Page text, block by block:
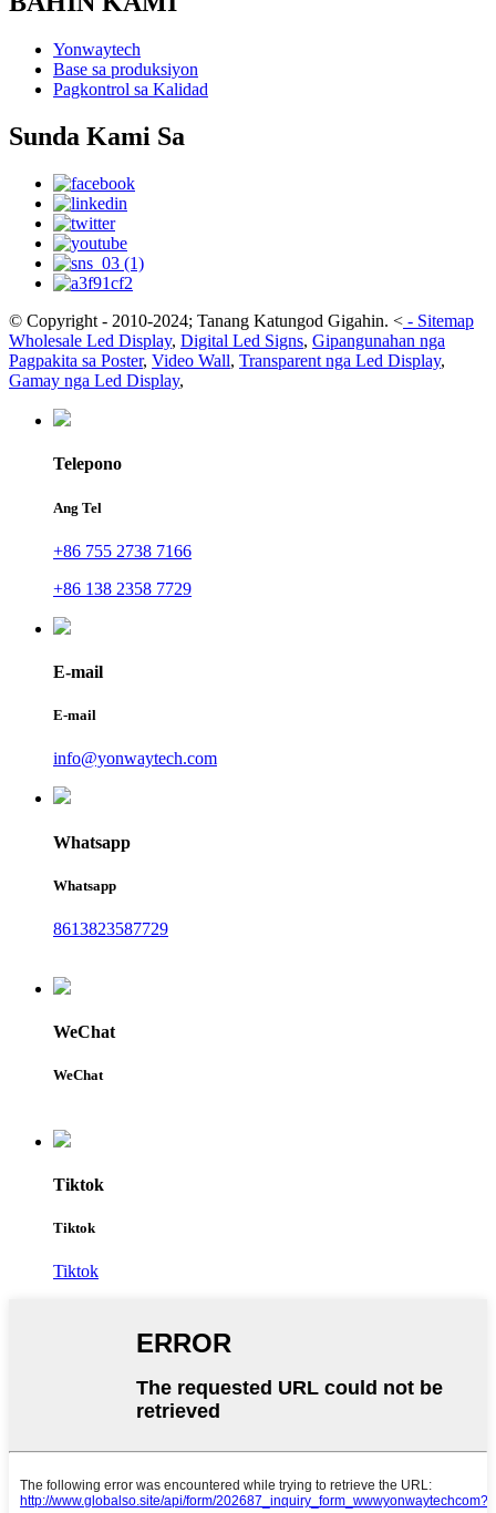
Yonwaytech
Base sa produksiyon
Pagkontrol sa Kalidad
Sunda Kami Sa
© Copyright - 2010-2024; Tanang Katungod Gigahin. < - Sitemap
Wholesale Led Display, Digital Led Signs, Gipangunahan nga
Pagpakita sa Poster, Video Wall, Transparent nga Led Display,
Gamay nga Led Display,
Telepono
Ang Tel
+86 755 2738 7166
+86 138 2358 7729
E-mail
E-mail
info@yonwaytech.com
Whatsapp
Whatsapp
8613823587729
WeChat
WeChat
Tiktok
Tiktok
Tiktok